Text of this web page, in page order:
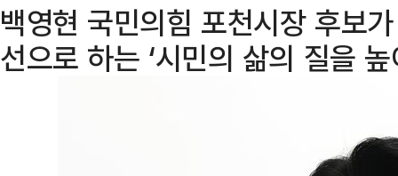
백영현 국민의힘 포천시장 후보
선으로 하는 ‘시민의 삶의 질을